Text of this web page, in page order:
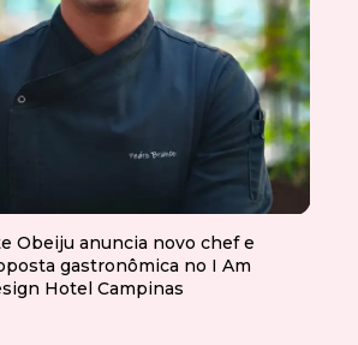
Obeiju anuncia novo chef e
gastronômica no I Am
Hotel Campinas